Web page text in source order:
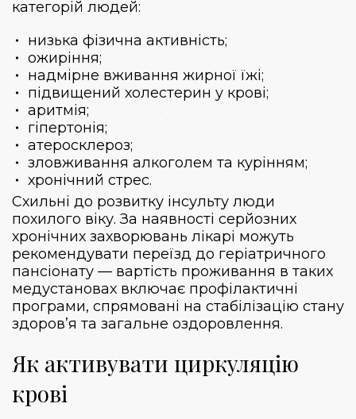
категорій людей:
низька фізична активність;
ожиріння;
надмірне вживання жирної їжі;
підвищений холестерин у крові;
аритмія;
гіпертонія;
атеросклероз;
зловживання алкоголем та курінням;
хронічний стрес.
Схильні до розвитку інсульту люди
похилого віку. За наявності серйозних
хронічних захворювань лікарі можуть
рекомендувати переїзд до геріатричного
пансіонату — вартість проживання в таких
медустановах включає профілактичні
програми, спрямовані на стабілізацію стану
здоров’я та загальне оздоровлення.
Як активувати циркуляцію
крові